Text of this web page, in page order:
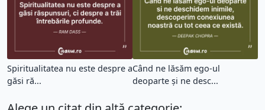
Spiritualitatea nu este despre a
găsi ră...
Când ne lăsăm ego-ul
deoparte și ne desc...